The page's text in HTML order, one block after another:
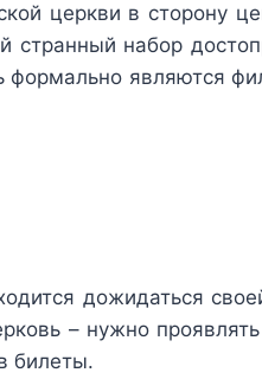
церкви в сторону
набор
формально являются
дожидаться
– нужно
билеты.